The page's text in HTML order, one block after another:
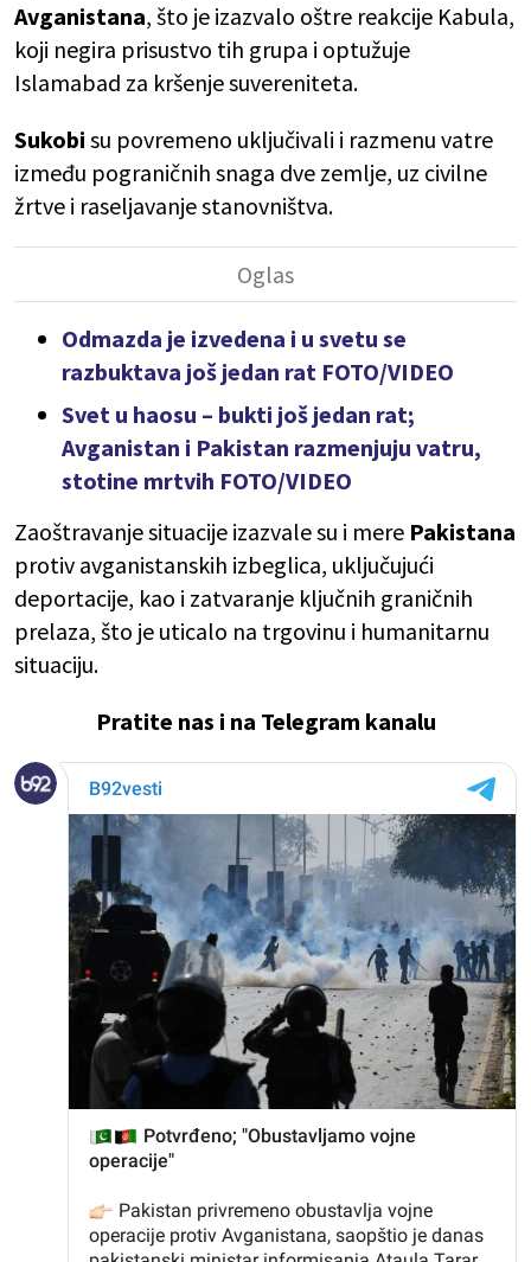
Avganistana, što je izazvalo oštre reakcije Kabula,
koji negira prisustvo tih grupa i optužuje
Islamabad za kršenje suvereniteta.
Sukobi su povremeno uključivali i razmenu vatre
između pograničnih snaga dve zemlje, uz civilne
žrtve i raseljavanje stanovništva.
Odmazda je izvedena i u svetu se
razbuktava još jedan rat FOTO/VIDEO
Svet u haosu – bukti još jedan rat;
Avganistan i Pakistan razmenjuju vatru,
stotine mrtvih FOTO/VIDEO
Zaoštravanje situacije izazvale su i mere Pakistana
protiv avganistanskih izbeglica, uključujući
deportacije, kao i zatvaranje ključnih graničnih
prelaza, što je uticalo na trgovinu i humanitarnu
situaciju.
Pratite nas i na Telegram kanalu